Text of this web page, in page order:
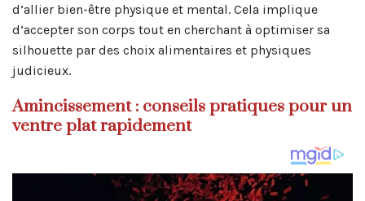
d’allier bien-être physique et mental. Cela implique
d’accepter son corps tout en cherchant à optimiser sa
silhouette par des choix alimentaires et physiques
judicieux.
Amincissement : conseils pratiques pour un
ventre plat rapidement